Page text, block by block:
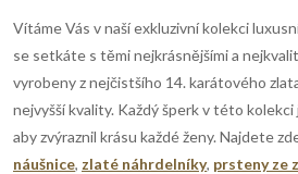
Vítáme Vás v naší exkluzivní kolekci
se setkáte s těmi nejkrásnějšími a
vyrobeny z nejčistšího 14. karátového
nejvyšší kvality. Každý šperk v této
aby zvýraznil krásu každé ženy. Najdete
náušnice, zlaté náhrdelníky, prsteny ze